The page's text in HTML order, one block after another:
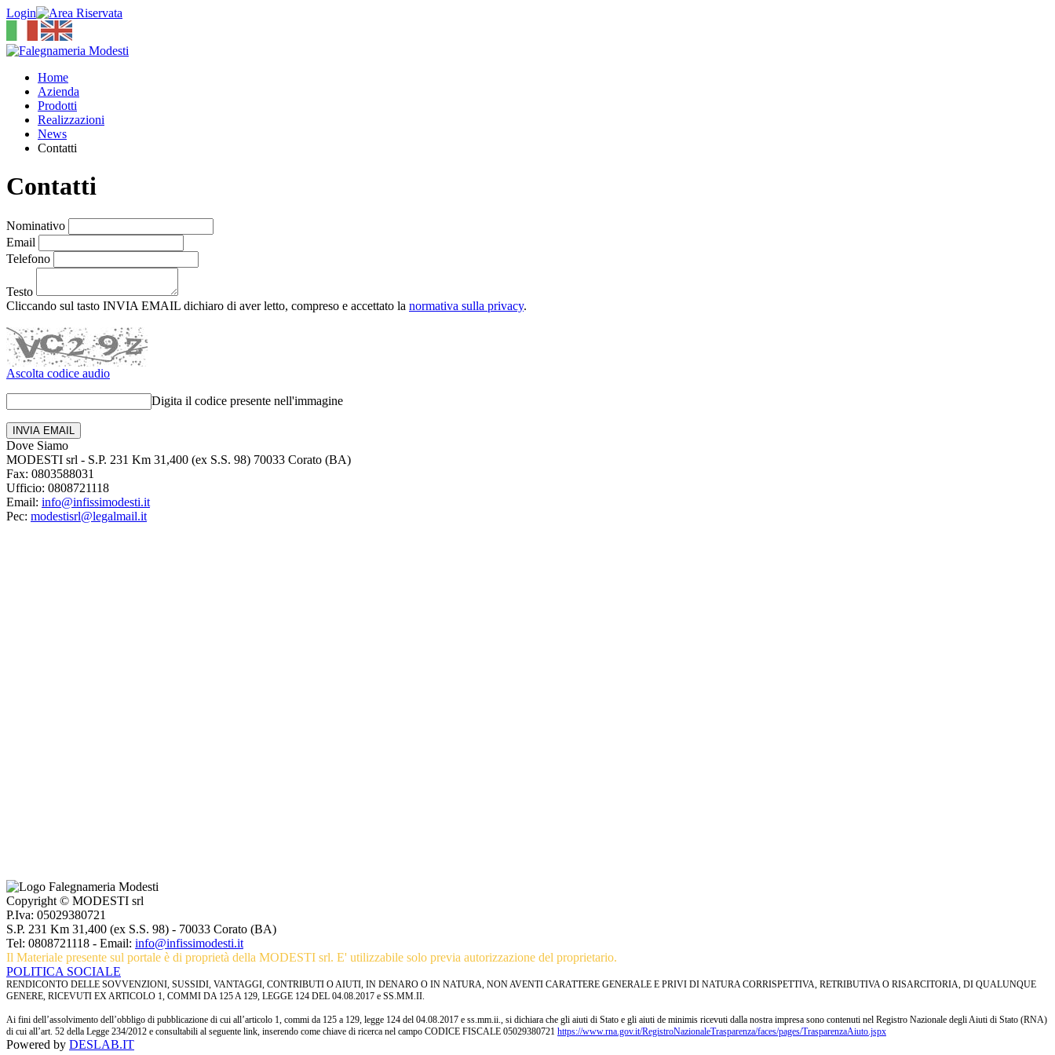
Login
Home
Azienda
Prodotti
Realizzazioni
News
Contatti
Contatti
Nominativo
Email
Telefono
Testo
Cliccando sul tasto INVIA EMAIL dichiaro di aver letto, compreso e accettato la normativa sulla privacy.
Ascolta codice audio
Digita il codice presente nell'immagine
Dove Siamo
MODESTI srl - S.P. 231 Km 31,400 (ex S.S. 98) 70033 Corato (BA)
Fax: 0803588031
Ufficio: 0808721118
Email: info@infissimodesti.it
Pec: modestisrl@legalmail.it
Copyright © MODESTI srl
P.Iva: 05029380721
S.P. 231 Km 31,400 (ex S.S. 98) - 70033 Corato (BA)
Tel: 0808721118 - Email: info@infissimodesti.it
Il Materiale presente sul portale è di proprietà della MODESTI srl. E' utilizzabile solo previa autorizzazione del proprietario.
POLITICA SOCIALE
RENDICONTO DELLE SOVVENZIONI, SUSSIDI, VANTAGGI, CONTRIBUTI O AIUTI, IN DENARO O IN NATURA, NON AVENTI CARATTERE GENERALE E PRIVI DI NATURA CORRISPETTIVA, RETRIBUTIVA O RISARCITORIA, DI QUALUNQUE
GENERE, RICEVUTI EX ARTICOLO 1, COMMI DA 125 A 129, LEGGE 124 DEL 04.08.2017 e SS.MM.II.
Ai fini dell’assolvimento dell’obbligo di pubblicazione di cui all’articolo 1, commi da 125 a 129, legge 124 del 04.08.2017 e ss.mm.ii., si dichiara che gli aiuti di Stato e gli aiuti de minimis ricevuti dalla nostra impresa sono contenuti nel Registro Nazionale degli Aiuti di Stato (RNA)
di cui all’art. 52 della Legge 234/2012 e consultabili al seguente link, inserendo come chiave di ricerca nel campo CODICE FISCALE 05029380721 https://www.rna.gov.it/RegistroNazionaleTrasparenza/faces/pages/TrasparenzaAiuto.jspx
Powered by DESLAB.IT